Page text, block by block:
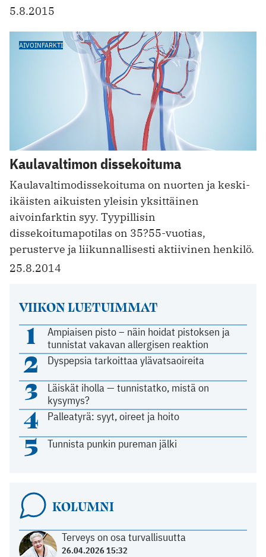
5.8.2015
AIVOINFARKTI
Kaulavaltimon dissekoituma
Kaulavaltimodissekoituma on nuorten ja keski-
ikäisten aikuisten yleisin yksittäinen
aivoinfarktin syy. Tyypillisin
dissekoitumapotilas on 35?55-vuotias,
perusterve ja liikunnallisesti aktiivinen henkilö.
25.8.2014
VIIKON LUETUIMMAT
1
Ampiaisen pisto – näin hoidat pistoksen ja
tunnistat vakavan allergisen reaktion
2 Dyspepsia tarkoittaa ylävatsaoireita
3
Läiskät iholla — tunnistatko, mistä on
kysymys?
4 Palleatyrä: syyt, oireet ja hoito
5 Tunnista punkin pureman jälki
KOLUMNI
Terveys on osa turvallisuutta
26.04.2026 15:32